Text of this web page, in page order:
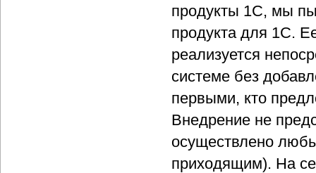
продукты 1С, мы
продукта для 1С.
реализуется
системе без
первыми, кто
Внедрение не
осуществлено
приходящим). На